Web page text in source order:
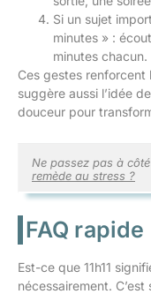
Si un sujet
minutes » :
minutes chacun.
Ces gestes renforcent
suggère aussi l’idée
douceur pour
Ne passez pas à
remède au stress ?
FAQ rapide
Est-ce que 11h11
nécessairement.